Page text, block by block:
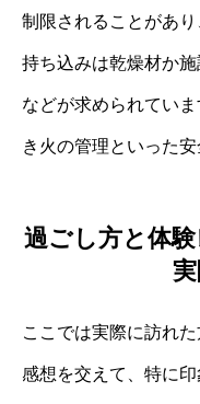
制限されることがあ
持ち込みは乾燥材か
などが求められてい
き火の管理といった
過ごし方と体
ここでは実際に訪れ
感想を交えて、特に